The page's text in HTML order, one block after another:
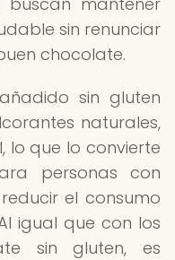
sin renunciar
chocolate.
sin gluten
naturales,
lo que lo convierte
personas con
el consumo
igual que con los
sin gluten, es